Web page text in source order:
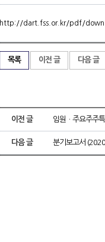
http://dart.fss.or.kr/pdf/
목록 이전 글 다음 글
이전 글 임원ㆍ주요주주
다음 글 분기보고서